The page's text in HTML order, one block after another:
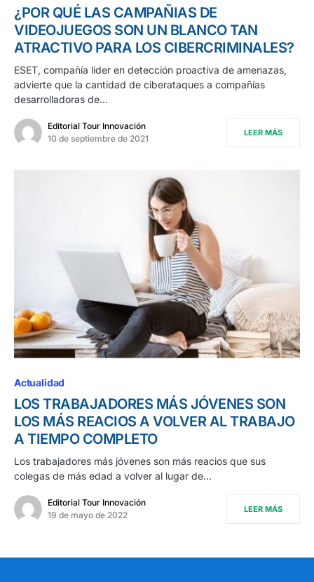
¿POR QUÉ LAS CAMPAÑIAS DE
VIDEOJUEGOS SON UN BLANCO TAN
ATRACTIVO PARA LOS CIBERCRIMINALES?
ESET, compañía líder en detección proactiva de amenazas,
advierte que la cantidad de ciberataques a compañías
desarrolladoras de…
Editorial Tour Innovación
10 de septiembre de 2021
LEER MÁS
Actualidad
LOS TRABAJADORES MÁS JÓVENES SON
LOS MÁS REACIOS A VOLVER AL TRABAJO
A TIEMPO COMPLETO
Los trabajadores más jóvenes son más reacios que sus
colegas de más edad a volver al lugar de…
Editorial Tour Innovación
19 de mayo de 2022
LEER MÁS